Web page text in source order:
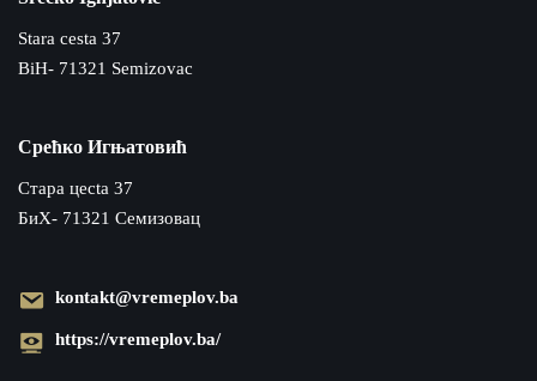
Stara cesta 37
BiH- 71321 Semizovac
Срећко Игњатовић
Cтара цecta 37
БиХ- 71321 Семизовац
kontakt@vremeplov.ba
https://vremeplov.ba/